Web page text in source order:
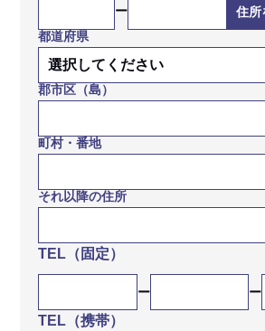
ー
都道府県
郡市区（島）
町村・番地
それ以降の住所
TEL（固定）
TEL（携帯）